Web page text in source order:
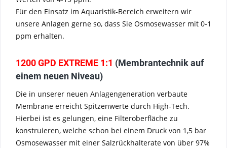
Für den Einsatz im Aquaristik-Bereich erweitern wir
unsere Anlagen gerne so, dass Sie Osmosewasser mit 0-1
ppm erhalten.
1200 GPD EXTREME 1:1 (Membrantechnik auf
einem neuen Niveau)
Die in unserer neuen Anlagengeneration verbaute
Membrane erreicht Spitzenwerte durch High-Tech.
Hierbei ist es gelungen, eine Filteroberfläche zu
konstruieren, welche schon bei einem Druck von 1,5 bar
Osmosewasser mit einer Salzrückhalterate von über 97%